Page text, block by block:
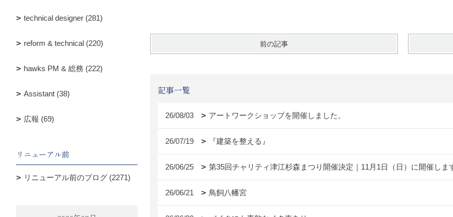
前の記事
記事一覧
26/08/03 アートワークショップを開催しました。
26/07/19 『建築を整える』
26/06/25 第35回チャリティ津江杉森まつり開催決定｜11月1日（日）に開催しま
26/06/21 鳥飼八幡宮
technical designer (281)
reform & technical (220)
hawks PM & 総務 (222)
Assistant (38)
広報 (69)
リニューアル前
リニューアル前のブログ (2271)